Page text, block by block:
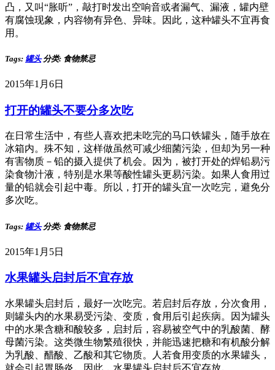
凸，又叫“胀听”，敲打时发出空响音或者漏气、漏液，罐内壁
有腐蚀现象，内容物有异色、异味。因此，这种罐头不宜再食
用。
Tags: 罐头 分类: 食物禁忌
2015年1月6日
打开的罐头不要分多次吃
在日常生活中，有些人喜欢把未吃完的马口铁罐头，随手放在
冰箱内。殊不知，这样做虽然可减少细菌污染，但却为另一种
有害物质－铅的摄入提供了机会。因为，被打开处的焊铅易污
染食物汁液，特别是水果等酸性罐头更易污染。如果人食用过
量的铅就会引起中毒。所以，打开的罐头宜一次吃完，避免分
多次吃。
Tags: 罐头 分类: 食物禁忌
2015年1月5日
水果罐头启封后不宜存放
水果罐头启封后，最好一次吃完。若启封后存放，分次食用，
则罐头内的水果易受污染、变质，食用后引起疾病。因为罐头
中的水果含糖和酸较多，启封后，容易被空气中的乳酸菌、酵
母菌污染。这类微生物繁殖很快，并能迅速把糖和有机酸分解
为乳酸、醋酸、乙酸和其它物质。人若食用变质的水果罐头，